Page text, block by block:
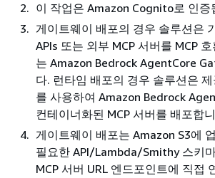
이 작업은 Amazon Cognito로 인증
게이트웨이 배포의 경우 솔루션은
APIs 또는 외부 MCP 서버를 MCP
는 Amazon Bedrock AgentCore
다. 런타임 배포의 경우 솔루션은 제
를 사용하여 Amazon Bedrock
컨테이너화된 MCP 서버를 배포합
게이트웨이 배포는 Amazon S3에
필요한 API/Lambda/Smithy 스키
MCP 서버 URL 엔드포인트에 직접